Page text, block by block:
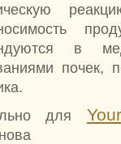
в
почек,
для